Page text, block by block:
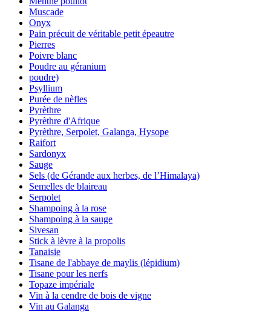
Muscade
Onyx
Pain précuit de véritable petit épeautre
Pierres
Poivre blanc
Poudre au géranium
poudre)
Psyllium
Purée de nèfles
Pyrèthre
Pyrèthre d'Afrique
Pyrèthre, Serpolet, Galanga, Hysope
Raifort
Sardonyx
Sauge
Sels (de Gérande aux herbes, de l’Himalaya)
Semelles de blaireau
Serpolet
Shampoing à la rose
Shampoing à la sauge
Sivesan
Stick à lèvre à la propolis
Tanaisie
Tisane de l'abbaye de maylis (lépidium)
Tisane pour les nerfs
Topaze impériale
Vin à la cendre de bois de vigne
Vin au Galanga